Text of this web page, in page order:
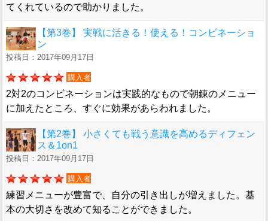
てくれているので助かりました。
【第3巻】 実戦に活きる！使える！コンビネーショ
ン
投稿日：2017年09月17日
購入者
2対2のコンビネーションは実践的なもので朝錬のメニュー
に加えたところ、すぐに効果があらわれました。
【第2巻】 小さくても戦う意識を高めるディフェン
ス＆1on1
投稿日：2017年09月17日
購入者
練習メニューが豊富で、自分の引き出しが増えました。基
本の大切さを改めて知ることができました。